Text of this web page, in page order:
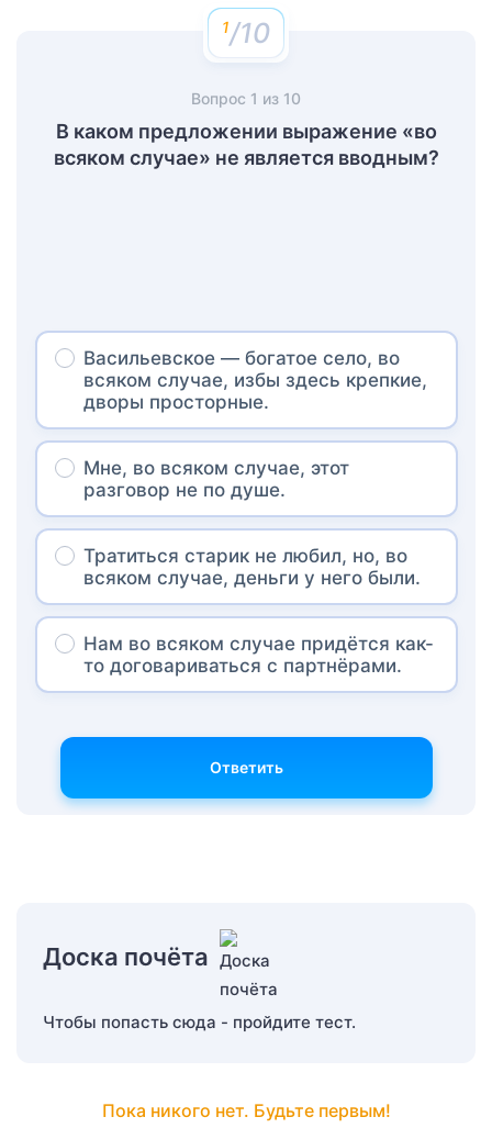
/10
Вопрос 1 из 10
В каком предложении выражение «во
всяком случае» не является вводным?
Васильевское — богатое село, во
всяком случае, избы здесь крепкие,
дворы просторные.
Мне, во всяком случае, этот
разговор не по душе.
Тратиться старик не любил, но, во
всяком случае, деньги у него были.
Нам во всяком случае придётся как-
то договариваться с партнёрами.
Ответить
Доска почёта
Чтобы попасть сюда - пройдите тест.
Пока никого нет. Будьте первым!